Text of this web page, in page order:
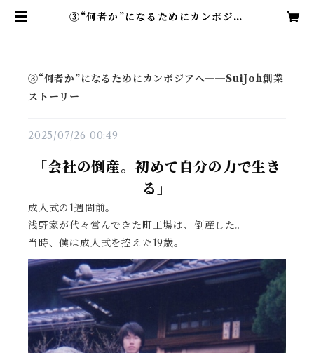
③“何者か”になるためにカンボジア
③“何者か”になるためにカンボジアへ──SuiJoh創業
ストーリー
2025/07/26 00:49
「会社の倒産。初めて自分の力で生き
る」
成人式の1週間前。
浅野家が代々営んできた町工場は、倒産した。
当時、僕は成人式を控えた19歳。